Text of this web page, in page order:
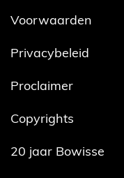
Voorwaarden
Privacybeleid
Proclaimer
Copyrights
20 jaar Bowisse